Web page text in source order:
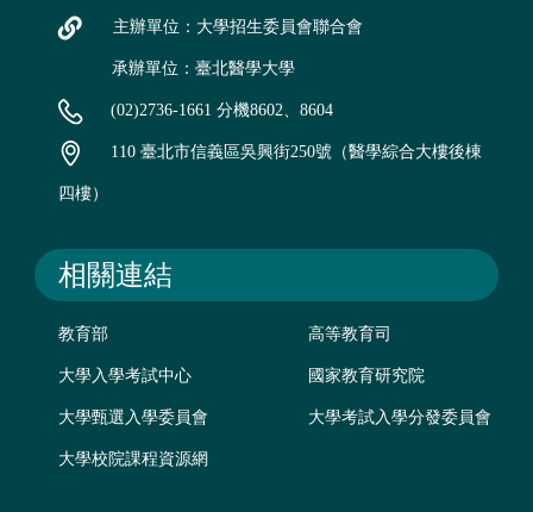
主辦單位：大學招生委員會聯合會
承辦單位：臺北醫學大學
(02)2736-1661 分機8602、8604
110 臺北市信義區吳興街250號（醫學綜合大樓後棟
四樓）
相關連結
教育部 高等教育司
大學入學考試中心 國家教育研究院
大學甄選入學委員會 大學考試入學分發委員會
大學校院課程資源網